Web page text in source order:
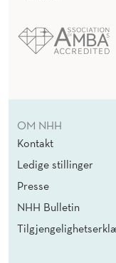
OM NHH
Kontakt
Ledige stillinger
Presse
NHH Bulletin